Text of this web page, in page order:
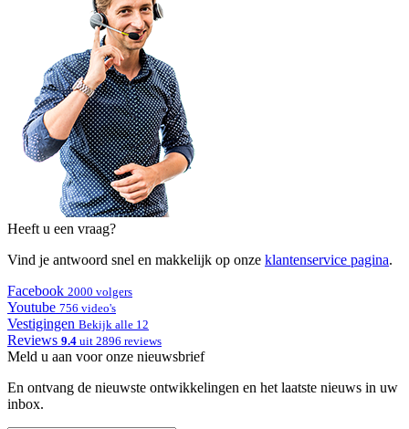
Heeft u een vraag?
Vind je antwoord snel en makkelijk op onze klantenservice pagina.
Facebook 2000 volgers
Youtube 756 video's
Vestigingen Bekijk alle 12
Reviews 9.4 uit 2896 reviews
Meld u aan voor onze nieuwsbrief
En ontvang de nieuwste ontwikkelingen en het laatste nieuws in uw
inbox.